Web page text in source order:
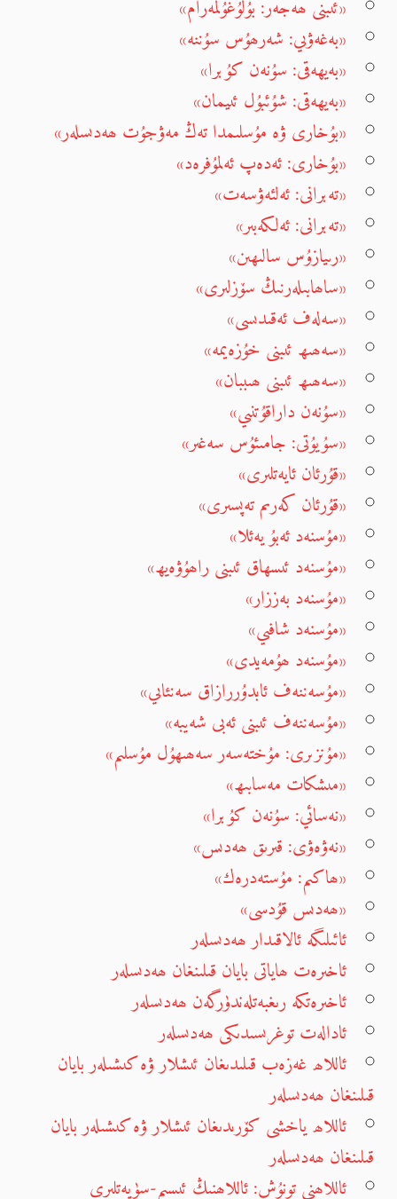
«ئىبنى ھەجەر: بۇلۇغۇلمەرام»
«بەغەۋىي: شەرھۇس سۇننە»
«بەيھەقى: سۇنەن كۇبرا»
«بەيھەقى: شۇئبۇل ئىيمان»
«بۇخارى ۋە مۇسلىمدا تەڭ مەۋجۇت ھەدىسلەر»
«بۇخارى: ئەدەپ ئەلمۇفرەد»
«تەبرانى: ئەلئەۋسەت»
«تەبرانى: ئەلكەبىر»
«رىيازۇس سالىھىن»
«ساھابىلەرنىڭ سۆزلىرى»
«سەلەف ئەقىدىسى»
«سەھىھ ئىبنى خۇزەيمە»
«سەھىھ ئىبنى ھىببان»
«سۇنەن داراقۇتنىي»
«سۇيۇتى: جامىئۇس سەغىر»
«قۇرئان ئايەتلىرى»
«قۇرئان كەرىم تەپسىرى»
«مۇسنەد ئەبۇ يەئلا»
«مۇسنەد ئىسھاق ئىبنى راھۇۋەيھ»
«مۇسنەد بەززار»
«مۇسنەد شافىي»
«مۇسنەد ھۇمەيدى»
«مۇسەننەف ئابدۇررازاق سەنئاىي»
«مۇسەننەف ئىبنى ئەبى شەيبە»
«مۇنزىرى: مۇختەسەر سەھىھۇل مۇسلىم»
«مىشكات مەسابىھ»
«نەسائي: سۇنەن كۇبرا»
«نەۋەۋى: قىرىق ھەدىس»
«ھاكىم: مۇستەدرەك»
«ھەدىس قۇدسى»
ئائىلىگە ئالاقىدار ھەدىسلەر
ئاخىرەت ھاياتى بايان قىلىنغان ھەدىسلەر
ئاخىرەتكە رىغبەتلەندۈرگەن ھەدىسلەر
ئادالەت توغرىسىدىكى ھەدىسلەر
ئاللاھ غەزەب قىلىدىغان ئىشلار ۋە كىشىلەر بايان
قىلىنغان ھەدىسلەر
ئاللاھ ياخشى كۆرىدىغان ئىشلار ۋە كىشىلەر بايان
قىلىنغان ھەدىسلەر
ئاللاھنى تونۇش: ئاللاھنىڭ ئىسىم-سۈپەتلىرى